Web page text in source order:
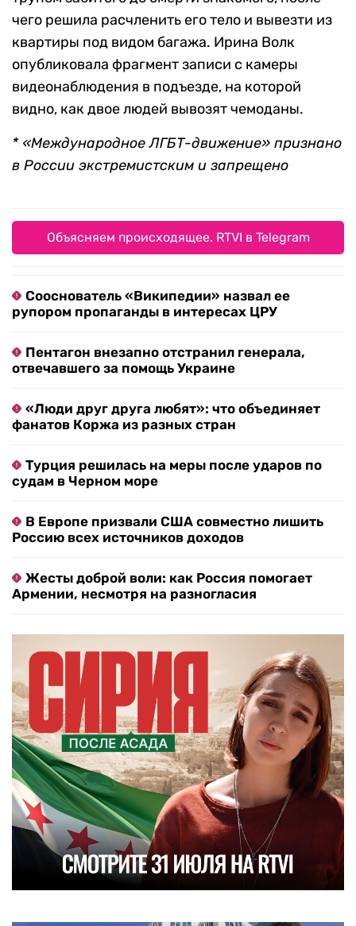
чего решила расчленить его тело и вывезти из
квартиры под видом багажа. Ирина Волк
опубликовала фрагмент записи с камеры
видеонаблюдения в подъезде, на которой
видно, как двое людей вывозят чемоданы.
* «Международное ЛГБТ-движение» признано
в России экстремистским и запрещено
Объясняем происходящее. RTVI в Telegram
Сооснователь «Википедии» назвал ее
рупором пропаганды в интересах ЦРУ
Пентагон внезапно отстранил генерала,
отвечавшего за помощь Украине
«Люди друг друга любят»: что объединяет
фанатов Коржа из разных стран
Турция решилась на меры после ударов по
судам в Черном море
В Европе призвали США совместно лишить
Россию всех источников доходов
Жесты доброй воли: как Россия помогает
Армении, несмотря на разногласия